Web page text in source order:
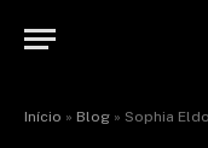
Início » Blog » Sophia Eldo: la